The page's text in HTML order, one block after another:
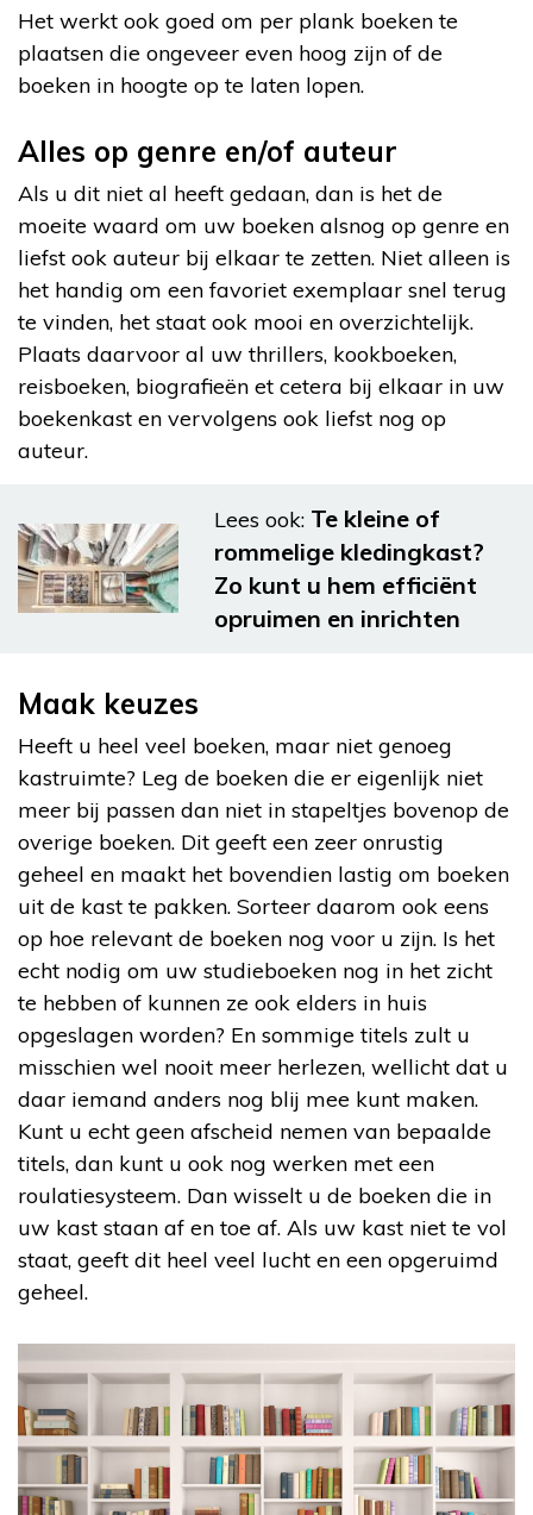
Het werkt ook goed om per plank boeken te
plaatsen die ongeveer even hoog zijn of de
boeken in hoogte op te laten lopen.
Alles op genre en/of auteur
Als u dit niet al heeft gedaan, dan is het de
moeite waard om uw boeken alsnog op genre en
liefst ook auteur bij elkaar te zetten. Niet alleen is
het handig om een favoriet exemplaar snel terug
te vinden, het staat ook mooi en overzichtelijk.
Plaats daarvoor al uw thrillers, kookboeken,
reisboeken, biografieën et cetera bij elkaar in uw
boekenkast en vervolgens ook liefst nog op
auteur.
Lees ook: Te kleine of
rommelige kledingkast?
Zo kunt u hem efficiënt
opruimen en inrichten
Maak keuzes
Heeft u heel veel boeken, maar niet genoeg
kastruimte? Leg de boeken die er eigenlijk niet
meer bij passen dan niet in stapeltjes bovenop de
overige boeken. Dit geeft een zeer onrustig
geheel en maakt het bovendien lastig om boeken
uit de kast te pakken. Sorteer daarom ook eens
op hoe relevant de boeken nog voor u zijn. Is het
echt nodig om uw studieboeken nog in het zicht
te hebben of kunnen ze ook elders in huis
opgeslagen worden? En sommige titels zult u
misschien wel nooit meer herlezen, wellicht dat u
daar iemand anders nog blij mee kunt maken.
Kunt u echt geen afscheid nemen van bepaalde
titels, dan kunt u ook nog werken met een
roulatiesysteem. Dan wisselt u de boeken die in
uw kast staan af en toe af. Als uw kast niet te vol
staat, geeft dit heel veel lucht en een opgeruimd
geheel.